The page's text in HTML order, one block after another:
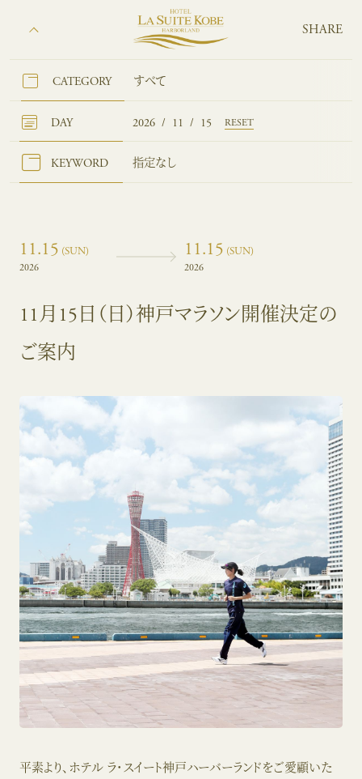
SHARE
CATEGORY すべて
DAY 2026 / 11 / 15 RESET
KEYWORD 指定なし
11.15 (SUN)
2026
11.15 (SUN)
2026
11月15日（日）神戸マラソン開催決定の
ご案内
平素より、ホテル ラ･スイート神戸ハーバーランドをご愛顧いた